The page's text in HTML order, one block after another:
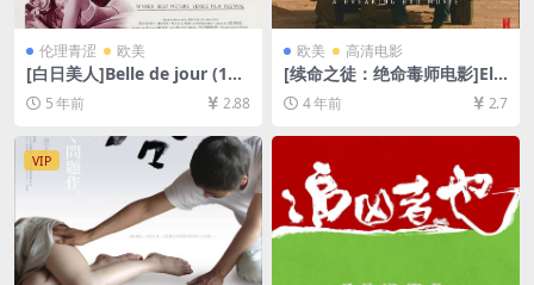
伦理青涩 欧美
[白日美人]Belle de jour (196
7)[百度网盘+迅雷云盘资源10
80P超清未删减][MP4/6.1GB]
5 年前 2.88
欧美 高清电影
[续命之徒：绝命毒师电影]El
Camino: A Breaking Bad M
ovie (2019)[百度网盘+迅雷云
4 年前 2.7
VIP